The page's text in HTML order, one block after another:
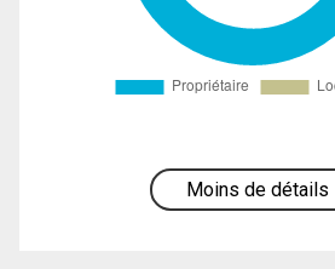
Moins de détails